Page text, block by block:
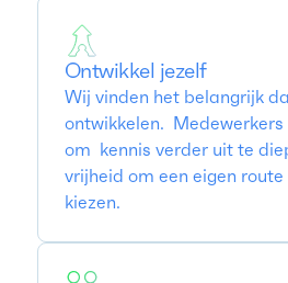
Ontwikkel jezelf
Wij vinden het belangrijk
ontwikkelen.
om kennis verder uit te
vrijheid om een eigen
kiezen.